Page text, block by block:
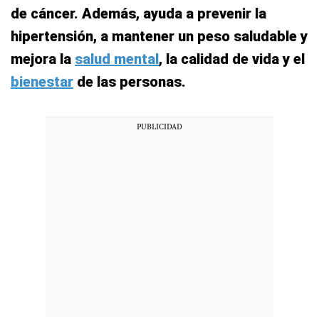
de cáncer. Además, ayuda a prevenir la
hipertensión, a mantener un peso saludable y
mejora la salud mental, la calidad de vida y el
bienestar de las personas.